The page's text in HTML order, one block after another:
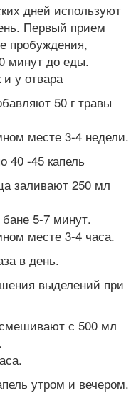
дней используют
Первый прием
пробуждения,
минут до еды.
и у отвара
50 г травы
месте 3-4 недели.
40 -45 капель
заливают 250 мл
5-7 минут.
месте 3-4 часа.
в день.
выделений при
с 500 мл
утром и вечером.